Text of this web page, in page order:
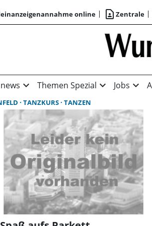
online contact_page Zentrale
news expand_more Themen Spezial expand_more Jobs expand_more
TANZKURS TANZEN